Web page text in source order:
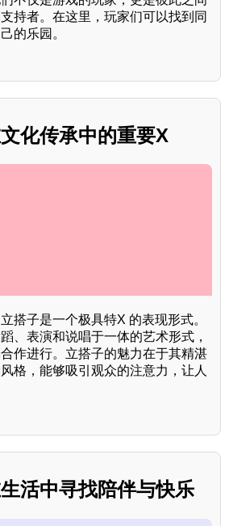
持者。在这里，玩家们可以找到同
的乐园。
化传承中的重要X
搭子是一个极具特X 的表现形式。
、表演和说唱于一体的艺术形式，
作进行。立搭子的魅力在于其精湛
格，能够吸引观众的注意力，让人
活中寻找陪伴与快乐